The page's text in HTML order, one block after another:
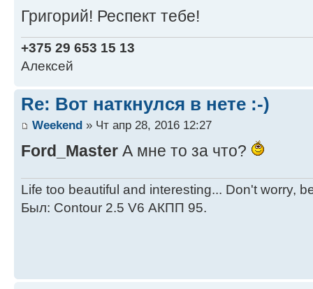
Григорий! Респект тебе!
+375 29 653 15 13
Алексей
Re: Вот наткнулся в нете :-)
Weekend » Чт апр 28, 2016 12:27
Ford_Master А мне то за что?
Life too beautiful and interesting... Don't worry,
Был: Contour 2.5 V6 АКПП 95.